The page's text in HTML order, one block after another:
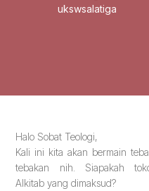
ukswsalatiga
Halo Sobat Teologi,
Kali ini kita akan bermain
tebakan nih. Siapakah
Alkitab yang dimaksud?